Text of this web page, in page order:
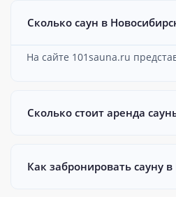
Сколько саун в
На сайте 101sauna.ru
Сколько стоит аренда
Как забронировать сауну